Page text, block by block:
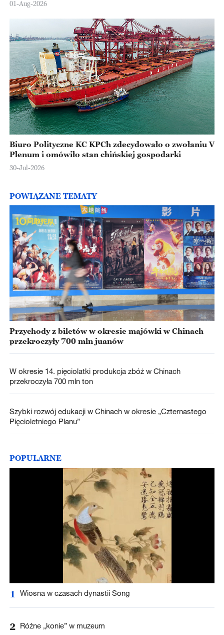
01-Aug-2026
Biuro Polityczne KC KPCh zdecydowało o zwołaniu V
Plenum i omówiło stan chińskiej gospodarki
30-Jul-2026
POWIĄZANE TEMATY
Przychody z biletów w okresie majówki w Chinach
przekroczyły 700 mln juanów
W okresie 14. pięciolatki produkcja zbóż w Chinach
przekroczyła 700 mln ton
Szybki rozwój edukacji w Chinach w okresie „Czternastego
Pięcioletniego Planu”
POPULARNE
1 Wiosna w czasach dynastii Song
2 Różne „konie” w muzeum